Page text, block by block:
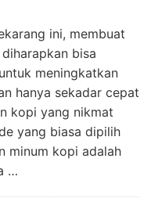
ini, membuat
bisa
meningkatkan
hanya sekadar cepat
kopi yang nikmat
yang biasa dipilih
minum kopi adalah
…